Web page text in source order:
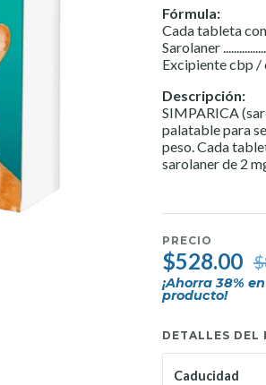
Fórmula:
Cada tableta
Sarolaner
Excipiente cbp /
Descripción:
SIMPARICA
palatable para
peso. Cada
sarolaner de 2
PRECIO
$528.00
¡Ahorra38%
producto!
DETALLES DEL
Caducidad